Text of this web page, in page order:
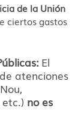
de la Unión
ciertos gastos
El
atenciones
no es